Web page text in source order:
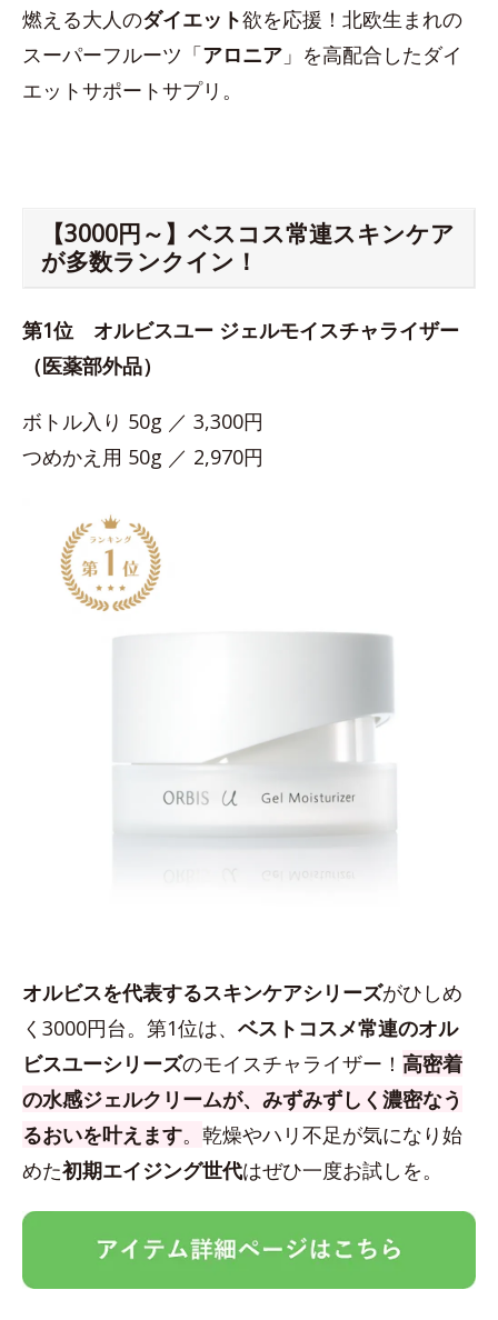
燃える大人のダイエット欲を応援！北欧生まれの
スーパーフルーツ「アロニア 」を高配合したダイ
エットサポートサプリ。
【3000円～】ベスコス常連スキンケア
が多数ランクイン！
第1位 オルビスユー ジェルモイスチャライザー
（医薬部外品）
ボトル入り 50g ／ 3,300円
つめかえ用 50g ／ 2,970円
オルビスを代表するスキンケアシリーズがひしめ
く3000円台。第1位は、 ベストコスメ常連のオル
ビスユーシリーズのモイスチャライザー！ 高密着
の水感ジェルクリームが、みずみずしく濃密なう
るおいを叶えます。 乾燥やハリ不足が気になり始
めた初期エイジング世代はぜひ一度お試しを。